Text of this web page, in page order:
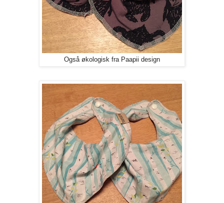
Også økologisk fra Paapii design